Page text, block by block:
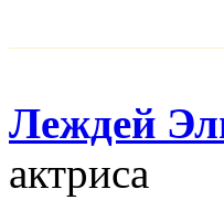
Леждей
актриса